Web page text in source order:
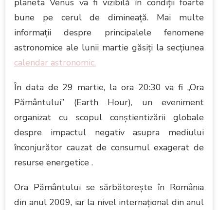
bune pe cerul de dimineaţă. Mai multe
informaţii despre principalele fenomene
astronomice ale lunii martie găsiţi la secţiunea
calendar astronomic.
În data de 29 martie, la ora 20:30 va fi „Ora
Pământului” (Earth Hour), un eveniment
organizat cu scopul conştientizării globale
despre impactul negativ asupra mediului
înconjurător cauzat de consumul exagerat de
resurse energetice .
Ora Pământului se sărbătoreşte în România
din anul 2009, iar la nivel internaţional din anul